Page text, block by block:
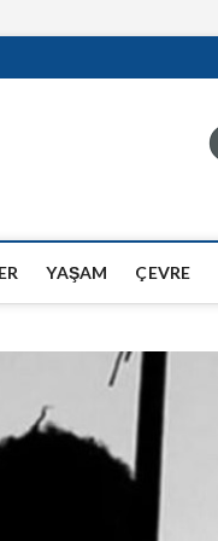
YAŞAM ÇEVRE